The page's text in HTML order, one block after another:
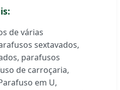
de várias
sextavados,
parafusos
de carroçaria,
em U,